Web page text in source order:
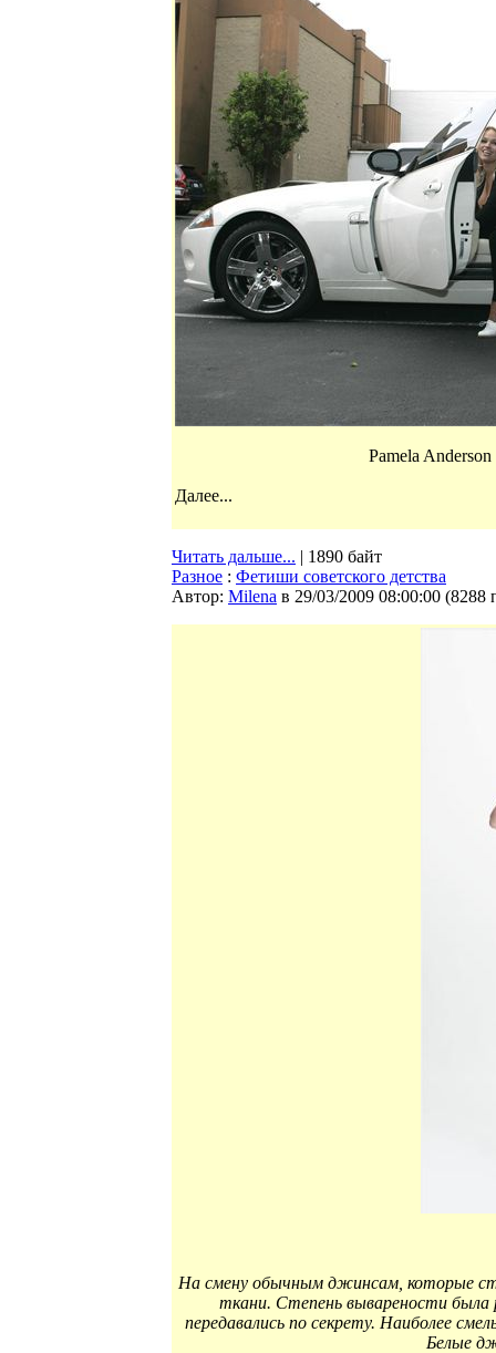
Pamela
Далее...
Читать дальше... | 1890 байт
Разное : Фетиши советского детства
Автор: Milena в 29/03/2009 08:00:00 (8288
На смену обычным джинсам, которые
ткани. Степень выварености была
передавались по секрету. Наиболее
Белые